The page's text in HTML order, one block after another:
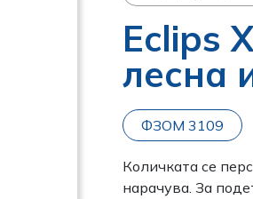
Eclips
лесна
ФЗОМ 3109
Количката се
нарачува. За